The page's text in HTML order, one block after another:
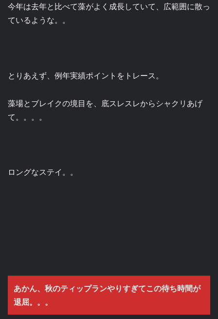
今年は去年と比べて藻がよく成長していて、広範囲に散っ
ているような。。
とりあえず、例年実績ポイントをトレース。
藻場とブレイクの境目を、底スレスレからシャクリあげ
て。。。。
ロングなステイ。。
あかん、秋のティップランやりすぎてこの待ち時間が
退屈。。。